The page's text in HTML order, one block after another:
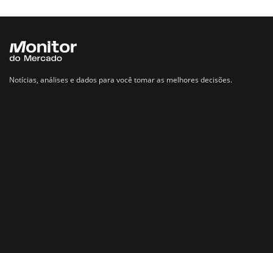
Notícias, análises e dados para você tomar as melhores decisões.